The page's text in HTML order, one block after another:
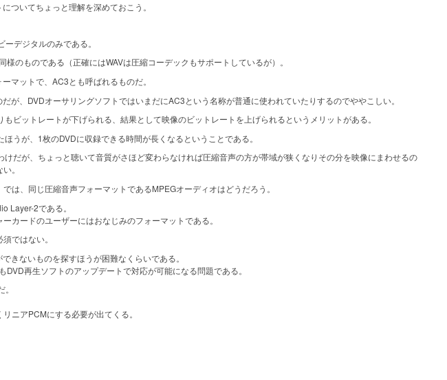
ついてちょっと理解を深めておこう。
デジタルのみである。
のものである（正確にはWAVは圧縮コーデックもサポートしているが）。
マットで、AC3とも呼ばれるものだ。
、DVDオーサリングソフトではいまだにAC3という名称が普通に使われていたりするのでややこしい。
ットレートが下げられる、結果として映像のビットレートを上げられるというメリットがある。
うが、1枚のDVDに収録できる時間が長くなるということである。
だが、ちょっと聴いて音質がさほど変わらなければ圧縮音声の方が帯域が狭くなりその分を映像にまわせるの
。
、同じ圧縮音声フォーマットであるMPEGオーディオはどうだろう。
Layer-2である。
カードのユーザーにはおなじみのフォーマットである。
ではない。
きないものを探すほうが困難なくらいである。
再生ソフトのアップデートで対応が可能になる問題である。
ニアPCMにする必要が出てくる。